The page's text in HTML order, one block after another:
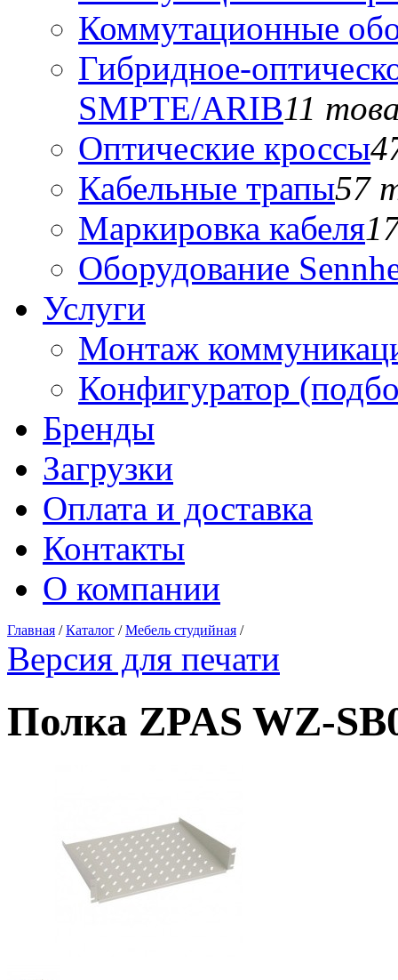
Коммутационные
Гибридное-
SMPTE/ARIB11
Оптические кроссы
Кабельные трапы57
Маркировка кабеля
Оборудование
Услуги
Монтаж
Конфигуратор
Бренды
Загрузки
Оплата и доставка
Контакты
О компании
Главная /Каталог /Мебель студийная /
Версия для печати
Полка ZPAS WZ-